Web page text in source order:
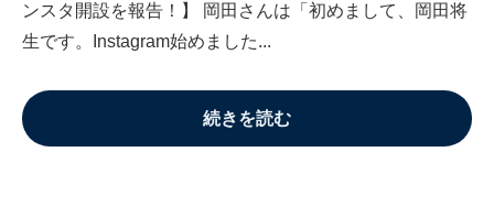
ンスタ開設を報告！】 岡田さんは「初めまして、岡田将
生です。Instagram始めました...
続きを読む